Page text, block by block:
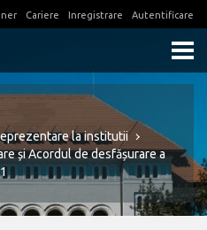
Cariere Inregistrare Autentificare
la institutii
și Acordul de desfășurare a